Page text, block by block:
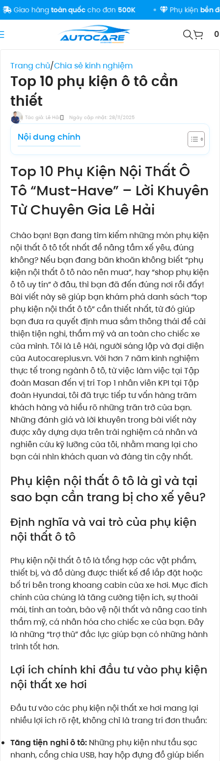
hàngtoàn quốccho đơn500K Phụ kiệnbền đẹp-
Trang chủ Chia sẻ kinh nghiệm
Top 10 phụ kiện ô tô cần
thiết
Tác giả: Lê Hải Ngày cập nhật: 28/11/2025
Nội dung chính
Top 10 Phụ Kiện Nội Thất Ô
Tô “Must-Have” – Lời Khuyên
Từ Chuyên Gia Lê Hải
Chào bạn! Bạn đang tìm kiếm những món phụ kiện
nội thất ô tô tốt nhất để nâng tầm xế yêu, đúng
không? Nếu bạn đang băn khoăn không biết “phụ
kiện nội thất ô tô nào nên mua”, hay “shop phụ kiện
ô tô uy tín” ở đâu, thì bạn đã đến đúng nơi rồi đấy!
Bài viết này sẽ giúp bạn khám phá danh sách “top
phụ kiện nội thất ô tô” cần thiết nhất, từ đó giúp
bạn đưa ra quyết định mua sắm thông thái để cải
thiện tiện nghi, thẩm mỹ và an toàn cho chiếc xe
của mình. Tôi là Lê Hải, người sáng lập và đại diện
của Autocareplus.vn. Với hơn 7 năm kinh nghiệm
thực tế trong ngành ô tô, từ việc làm việc tại Tập
đoàn Masan đến vị trí Top 1 nhân viên KPI tại Tập
đoàn Hyundai, tôi đã trực tiếp tư vấn hàng trăm
khách hàng và hiểu rõ những trăn trở của bạn.
Những đánh giá và lời khuyên trong bài viết này
được xây dựng dựa trên trải nghiệm cá nhân và
nghiên cứu kỹ lưỡng của tôi, nhằm mang lại cho
bạn cái nhìn khách quan và đáng tin cậy nhất.
Phụ kiện nội thất ô tô là gì và tại
sao bạn cần trang bị cho xế yêu?
Định nghĩa và vai trò của phụ kiện
nội thất ô tô
Phụ kiện nội thất ô tô là tổng hợp các vật phẩm,
thiết bị, và đồ dùng được thiết kế để lắp đặt hoặc
bố trí bên trong khoang cabin của xe hơi. Mục đích
chính của chúng là tăng cường tiện ích, sự thoải
mái, tính an toàn, bảo vệ nội thất và nâng cao tính
thẩm mỹ, cá nhân hóa cho chiếc xe của bạn. Đây
là những “trợ thủ” đắc lực giúp bạn có những hành
trình tốt hơn.
Lợi ích chính khi đầu tư vào phụ kiện
nội thất xe hơi
Đầu tư vào các phụ kiện nội thất xe hơi mang lại
nhiều lợi ích rõ rệt, không chỉ là trang trí đơn thuần:
Tăng tiện nghi ô tô: Những phụ kiện như tẩu sạc
nhanh, cổng chia USB, hay hộp đựng đồ giúp biến